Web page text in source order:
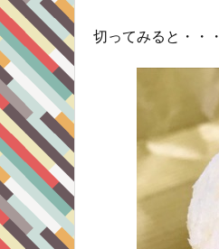
切ってみると・・・